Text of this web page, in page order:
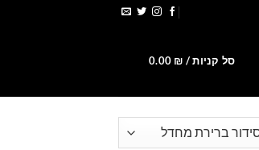
סל קניות / 0.00 ₪